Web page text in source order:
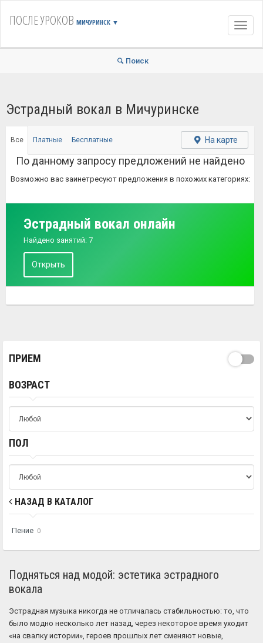
ПОСЛЕ УРОКОВ МИЧУРИНСК ▼
Поиск
Эстрадный вокал в Мичуринске
Все Платные Бесплатные На карте
По данному запросу предложений не найдено
Возможно вас заинетресуют предложения в похожих категориях:
Эстрадный вокал онлайн
Найдено занятий: 7
Открыть
ПРИЕМ
ВОЗРАСТ
ПОЛ
НАЗАД В КАТАЛОГ
Пение 0
Подняться над модой: эстетика эстрадного
вокала
Эстрадная музыка никогда не отличалась стабильностью: то, что
было модно несколько лет назад, через некоторое время уходит
«на свалку истории», героев прошлых лет сменяют новые,